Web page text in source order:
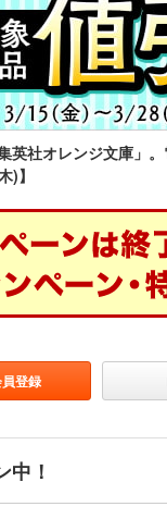
英社オレンジ文庫」
)】
登録
！